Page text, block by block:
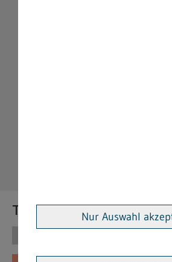
Nur Auswahl
Themen